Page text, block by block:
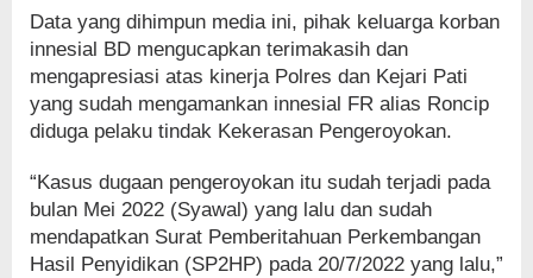
Data yang dihimpun media ini, pihak keluarga korban
innesial BD mengucapkan terimakasih dan
mengapresiasi atas kinerja Polres dan Kejari Pati
yang sudah mengamankan innesial FR alias Roncip
diduga pelaku tindak Kekerasan Pengeroyokan.
“Kasus dugaan pengeroyokan itu sudah terjadi pada
bulan Mei 2022 (Syawal) yang lalu dan sudah
mendapatkan Surat Pemberitahuan Perkembangan
Hasil Penyidikan (SP2HP) pada 20/7/2022 yang lalu,”